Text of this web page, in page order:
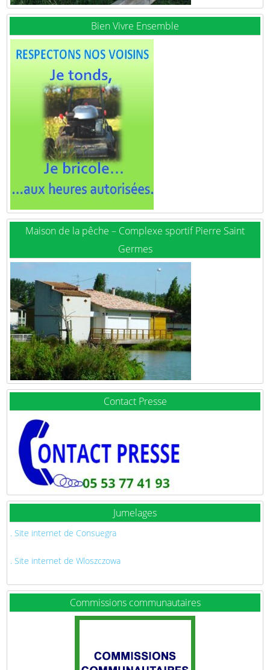
Bien Vivre Ensemble
Maison de la pêche – Complexe sportif Pierre Saint
Germes
Contact Presse
Jumelages
. Site internet de Consuegra
. Site internet de Wloszczowa
Commissions communautaires